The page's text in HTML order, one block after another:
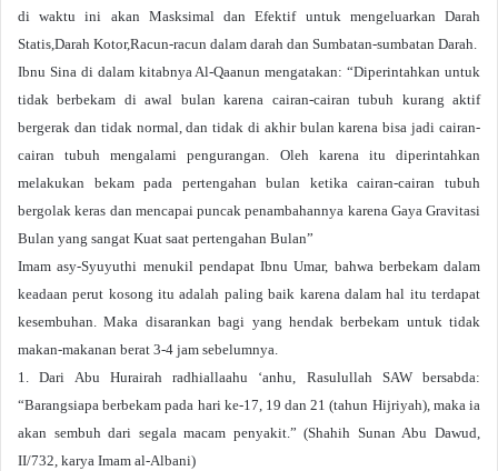
di waktu ini akan Masksimal dan Efektif untuk mengeluarkan Darah
Statis,Darah Kotor,Racun-racun dalam darah dan Sumbatan-sumbatan Darah.
Ibnu Sina di dalam kitabnya Al-Qaanun mengatakan: “Diperintahkan untuk
tidak berbekam di awal bulan karena cairan-cairan tubuh kurang aktif
bergerak dan tidak normal, dan tidak di akhir bulan karena bisa jadi cairan-
cairan tubuh mengalami pengurangan. Oleh karena itu diperintahkan
melakukan bekam pada pertengahan bulan ketika cairan-cairan tubuh
bergolak keras dan mencapai puncak penambahannya karena Gaya Gravitasi
Bulan yang sangat Kuat saat pertengahan Bulan”
Imam asy-Syuyuthi menukil pendapat Ibnu Umar, bahwa berbekam dalam
keadaan perut kosong itu adalah paling baik karena dalam hal itu terdapat
kesembuhan. Maka disarankan bagi yang hendak berbekam untuk tidak
makan-makanan berat 3-4 jam sebelumnya.
1. Dari Abu Hurairah radhiallaahu ‘anhu, Rasulullah SAW bersabda:
“Barangsiapa berbekam pada hari ke-17, 19 dan 21 (tahun Hijriyah), maka ia
akan sembuh dari segala macam penyakit.” (Shahih Sunan Abu Dawud,
II/732, karya Imam al-Albani)